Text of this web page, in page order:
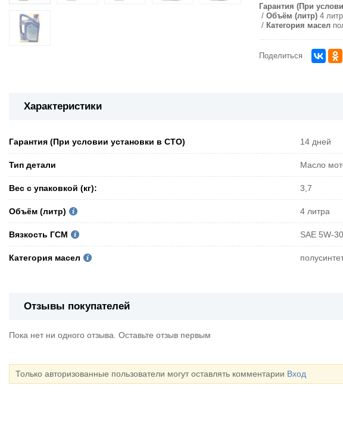
Гарантия (При
Объём (литр) 4
Категория масел
Поделиться
Характеристики
Гарантия (При условии установки в СТО) 14 дней
Тип детали Масло
Вес с упаковкой (кг): 3,7
Объём (литр) 4 литра
Вязкость ГСМ SAE 5W-30
Категория масел
Отзывы покупателей
Пока нет ни одного отзыва. Оставьте отзыв первым
Только авторизованные пользователи могут оставлять комментарии Вход